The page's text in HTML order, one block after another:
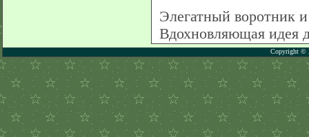
Элегатный воротник
Вдохновляющая идея
Copyright ©